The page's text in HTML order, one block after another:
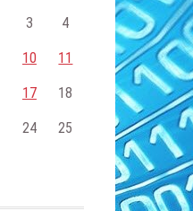
3 4
10 11
17 18
24 25